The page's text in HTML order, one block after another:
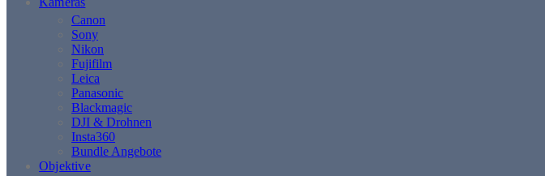
Canon
Sony
Nikon
Fujifilm
Leica
Panasonic
Blackmagic
DJI & Drohnen
Insta360
Bundle Angebote
Objektive